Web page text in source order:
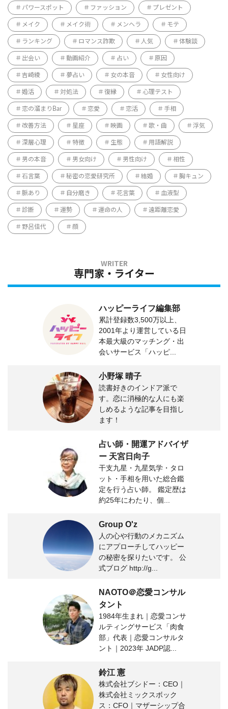
パワースポット ファッション プレゼント
メイク メイク術 メンヘラ モテ
ランキング ロマンス詐欺 人気 体験談
出会い 動画紹介 占い 原因
吉崎綾 夢占い 女の本音 女性向け
婚活 対処法 復縁 心理テスト
恋の溜まりBar 恋愛 恋活 手相
改善方法 星座 映画 歌・曲 浮気
深層心理 特徴 生態 用語解説
男の本音 男女向け 男性向け 相性
石言葉 秘密の恋愛研究所 結婚 胸キュン
脈あり 自分磨き 花言葉 血液型
診断 運勢 運命の人 遠距離恋愛
野呂佳代 顔
専門家・ライター
ハッピーライフ編集部
累計登録数3,500万以上、
2001年より運営している日
本最大級のマッチング・出
会いサービス「ハッピ...
小野塚 晴子
読書好きのインドア派で
す。恋に消極的な人にも楽
しめるような記事を目指し
ます！
占い師・開運アドバイザ
ー 天宮日向子
干支九星・九星気学・タロ
ット・手相を用いた総合鑑
定を行う占い師。 鑑定歴は
約25年にわたり、個...
Group O'z
人の心や行動のメカニズム
にアプローチしてハッピー
の秘密を探りたいです。 公
式ブログ http://g...
NAOTO＠恋愛コンサル
タント
1984年生まれ｜恋愛コンサ
ルティングサービス「肉食
部」代表｜恋愛コンサルタ
ント｜2023年 JADP認...
鈴江 憲
株式会社ブシドー：CEO｜
株式会社ミックスボック
ス：CFO｜マザーシップ合